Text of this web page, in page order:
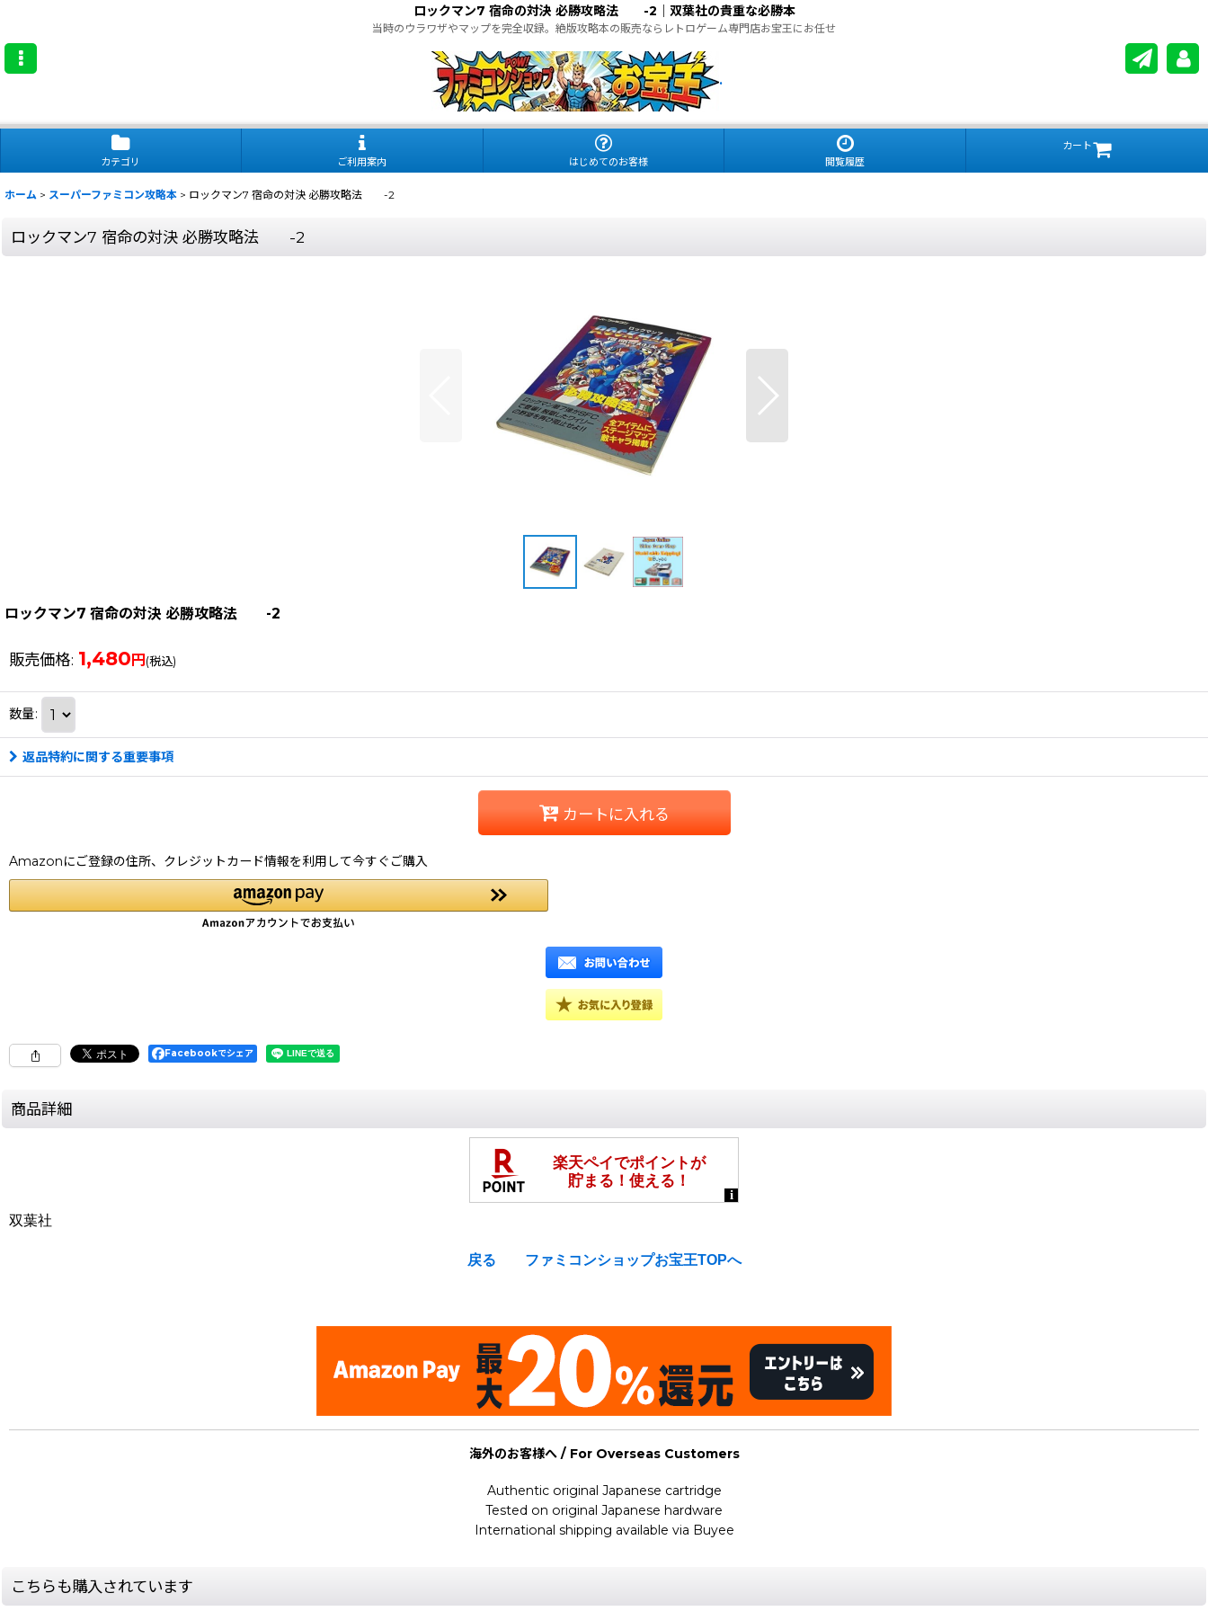
ロックマン7 宿命の対決 必勝攻略法 -2｜双葉社の貴重な必勝本
当時のウラワザやマップを完全収録。絶版攻略本の販売ならレトロゲーム専門店お宝王にお任せ
.
カテゴリ ご利用案内 はじめてのお客様 閲覧履歴
カート
ホーム > スーパーファミコン攻略本 > ロックマン7 宿命の対決 必勝攻略法 -2
ロックマン7 宿命の対決 必勝攻略法 -2
ロックマン7 宿命の対決 必勝攻略法 -2
販売価格: 1,480 円 (税込)
数量:
返品特約に関する重要事項
カートに入れる
Amazonにご登録の住所、クレジットカード情報を利用して今すぐご購入
Facebookでシェア
商品詳細
双葉社
戻る ファミコンショップお宝王TOPへ
海外のお客様へ / For Overseas Customers
Authentic original Japanese cartridge
Tested on original Japanese hardware
International shipping available via Buyee
こちらも購入されています